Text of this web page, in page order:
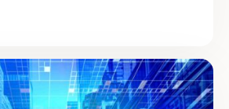
als sleutel voor snellere en